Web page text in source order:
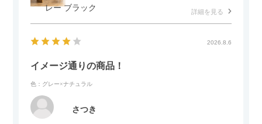
レー ブラック
詳細を見る
2026.8.6
イメージ通りの商品！
色：グレー×ナチュラル
さつき